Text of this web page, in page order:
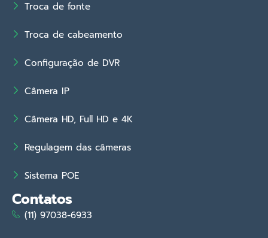
Troca de fonte
Troca de cabeamento
Configuração de DVR
Câmera IP
Câmera HD, Full HD e 4K
Regulagem das câmeras
Sistema POE
Contatos
(11) 97038-6933